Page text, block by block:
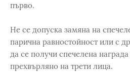
първо.
Не се допуска замяна на
парична равностойност или с
да се получи спечелена
прехвърляно на трети лица.